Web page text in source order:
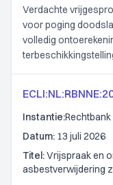
Verdachte
voor poging
volledig
Instantie:
Datum: 13 juli 2026
Titel:Vrijspraak en
asbestverwijdering